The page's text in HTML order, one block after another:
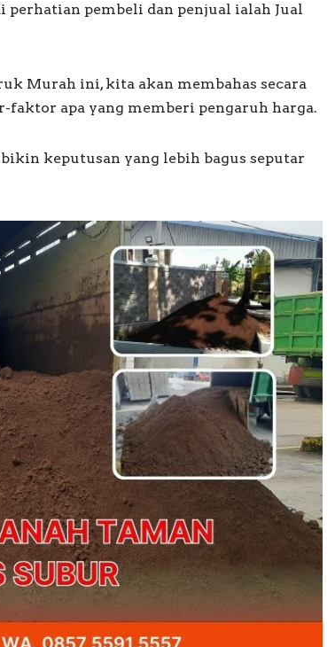
pembeli dan penjual ialah Jual
Murah ini, kita akan membahas secara
apa yang memberi pengaruh harga.
keputusan yang lebih bagus seputar